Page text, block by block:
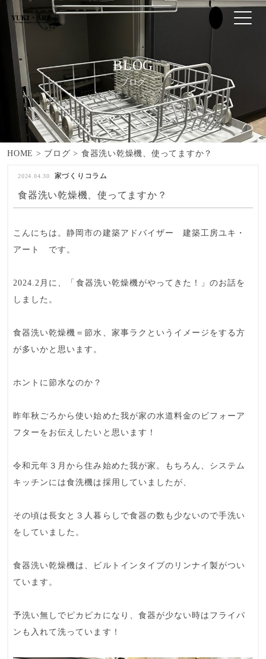
BLOG
ブログ
HOME > ブログ > 食器洗い乾燥機、使ってますか？
食器洗い乾燥機、使ってますか？
2024.04.30 家づくりコラム
こんにちは。静岡市の建築アドバイザー 建築工房ユキ・
アート
です。
2024.2月に、「食器洗い乾燥機がやってきた！」のお話を
しました。
食器洗い乾燥機＝節水、家事ラクというイメージをする方
が多いかと思います。
ホントに節水なのか？
昨年秋ごろから使い始めた我が家の水道料金のビフォーア
フターをお伝えしたいと思います！
令和元年３月から住み始めた我が家。もちろん、システム
キッチンには食洗機は採用していましたが、
その頃は長女と３人暮らしで食器の数も少ないので手洗い
をしていました。
食器洗い乾燥機は、ビルトインタイプの リンナイ製がつい
ています。
予洗い無しでピカピカになり、食器が少ない時はフライパ
ンも入れて洗っています！